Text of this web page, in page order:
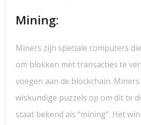
Mining:
Miners zijn speciale computers
om blokken met transacties te
voegen aan de blockchain.
wiskundige puzzels op om dit te
staat bekend als “mining”. Het